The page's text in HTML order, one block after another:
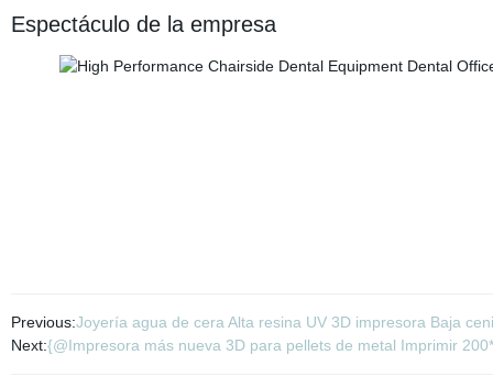
Espectáculo de la empresa
Previous:Joyería agua de cera Alta resina UV 3D impresora Baja
Next:{@Impresora más nueva 3D para pellets de metal Imprimir